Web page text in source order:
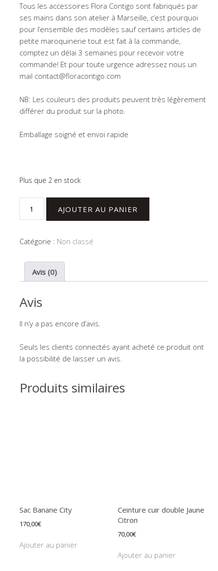
Tous les accessoires Flora Contigo sont fabriqués par
ses mains dans son atelier à Marseille, c’est pourquoi
pour l’ensemble des modèles sauf certains articles de
petite maroquinerie tout est fait à la commande,
comptez un délai 3 semaines pour recevoir votre
commande! Et pour toute urgence adressez nous un
mail contact@floracontigo.com
NB: Les couleurs des produits peuvent très légèrement
différer du produit sur la photo.
Emballage soigné et envoi rapide
Plus que 2 en stock
à
Mums
AJOUTER AU PANIER
Catégorie : Non classé
Avis (0)
Avis
Il n’y a pas encore d’avis.
Seuls les clients connectés ayant acheté ce produit ont
la possibilité de laisser un avis.
Produits similaires
Sac Banane City
170,00€
Ajouter au panier
Ceinture cuir double Jaune
Citron
70,00€
Ajouter au panier